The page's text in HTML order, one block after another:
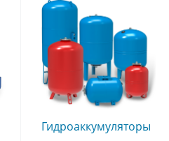
Гидроаккумуляторы